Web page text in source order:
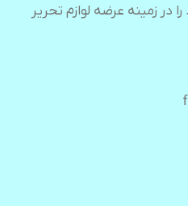
در زمینه عرضه لوازم تحریر